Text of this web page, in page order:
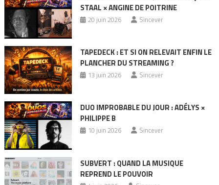
STAAL × ANGINE DE POITRINE
20 juin 2026 Sincever
TAPEDECK : ET SI ON RELEVAIT ENFIN LE
PLANCHER DU STREAMING ?
13 juin 2026 Sincever
DUO IMPROBABLE DU JOUR : ADÉLYS ×
PHILIPPE B
10 juin 2026 Sincever
SUBVERT : QUAND LA MUSIQUE
REPREND LE POUVOIR